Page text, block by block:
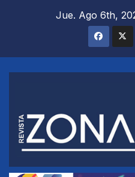
Jue. Ago 6th,